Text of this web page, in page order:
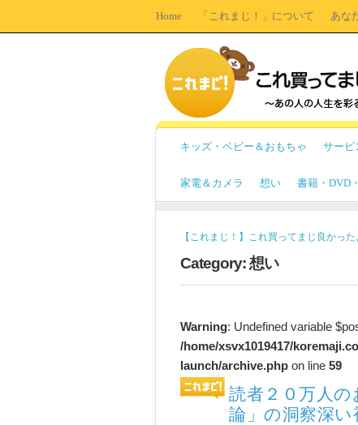
Home 「これまじ！」について あな
キッズ・ベビー＆おもちゃ サービ
家電＆カメラ 想い 書籍・DVD
【これまじ！】これ買ってまじ良かった
Category: 想い
Warning: Undefined variable
/home/xsvx1019417/
launch/archive.php on line 59
読者２０万人
論」の洞察深